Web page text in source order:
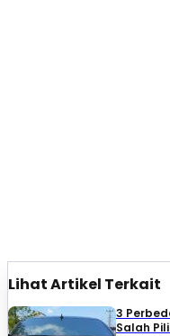
Lihat Artikel Terkait
3
Salah